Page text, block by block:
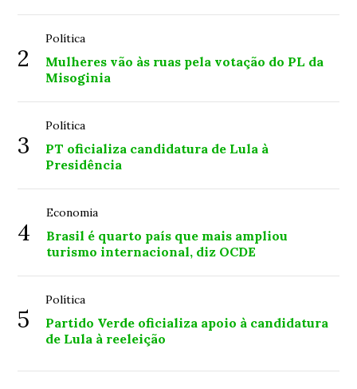
2
Política
Mulheres vão às ruas pela votação do PL da
Misoginia
3
Política
PT oficializa candidatura de Lula à
Presidência
4
Economia
Brasil é quarto país que mais ampliou
turismo internacional, diz OCDE
5
Política
Partido Verde oficializa apoio à candidatura
de Lula à reeleição